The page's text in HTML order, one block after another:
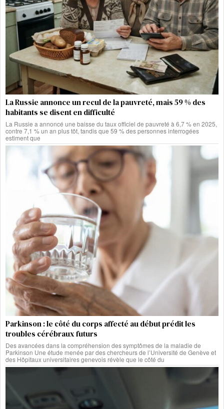
La Russie annonce un recul de la pauvreté, mais 59 % des
habitants se disent en difficulté
La Russie a annoncé une baisse du taux officiel de pauvreté à 6,7 % en 2025,
contre 7,1 % un an plus tôt, tandis que 59 % des personnes interrogées
estiment que
Parkinson : le côté du corps affecté au début prédit les
troubles cérébraux futurs
Des avancées dans la compréhension des symptômes de la maladie de
Parkinson Une étude menée par des chercheurs de l’Université de Genève et
des Hôpitaux universitaires genevois révèle que le côté du